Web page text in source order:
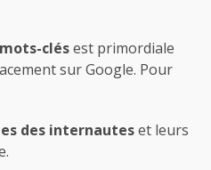
clésest primordiale
sur Google. Pour
des internauteset leurs